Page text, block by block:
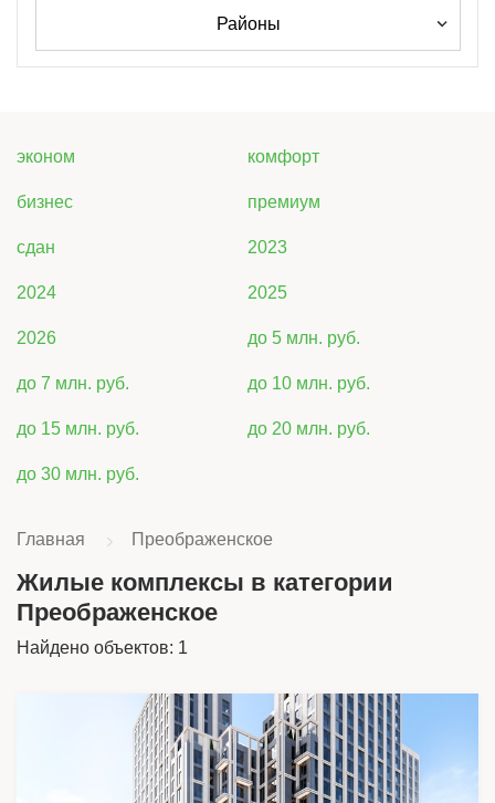
Районы
эконом комфорт
бизнес премиум
сдан 2023
2024 2025
2026 до 5 млн. руб.
до 7 млн. руб. до 10 млн. руб.
до 15 млн. руб. до 20 млн. руб.
до 30 млн. руб.
Главная Преображенское
Жилые комплексы в категории
Преображенское
Найдено объектов: 1